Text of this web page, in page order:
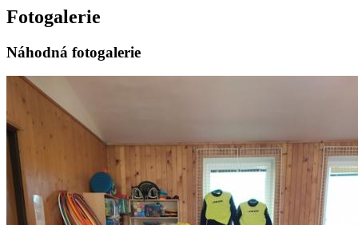
Fotogalerie
Náhodná fotogalerie